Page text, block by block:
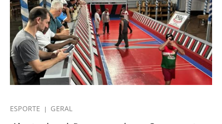
ESPORTE GERAL